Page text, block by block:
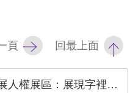
頁 回最上面
展區：展現字裡行間的信念！